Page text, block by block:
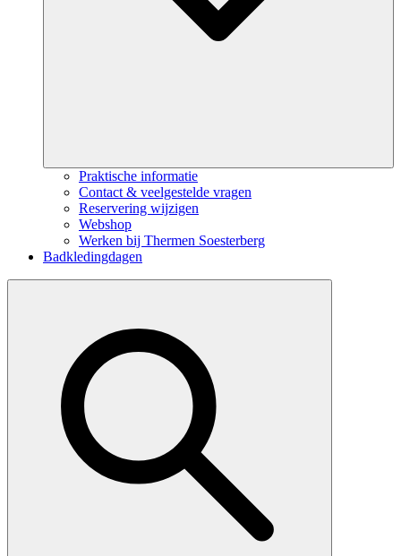
Praktische informatie
Contact & veelgestelde vragen
Reservering wijzigen
Webshop
Werken bij Thermen Soesterberg
Badkledingdagen